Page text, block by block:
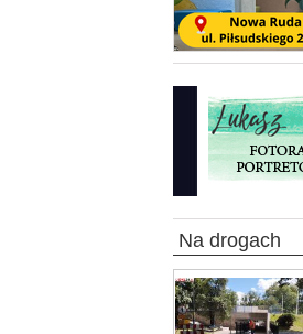
Na drogach